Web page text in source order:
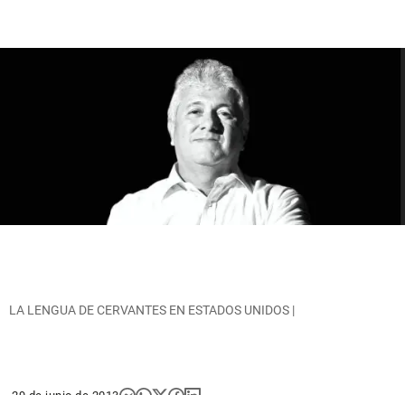
LA LENGUA DE CERVANTES EN ESTADOS UNIDOS |